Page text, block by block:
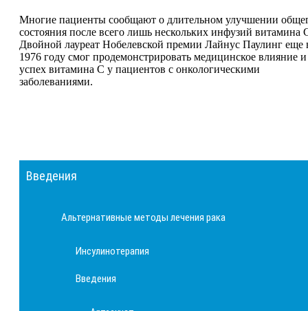
Многие пациенты сообщают о длительном улучшении
состояния после всего лишь нескольких инфузий витамина
Двойной лауреат Нобелевской премии Лайнус Паулинг еще
1976 году смог продемонстрировать медицинское влияние и
успех витамина С у пациентов с онкологическими
заболеваниями.
Введения
Альтернативные методы лечения рака
Инсулинотерапия
Введения